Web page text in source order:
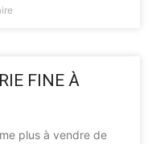
FINE À
plus à vendre de